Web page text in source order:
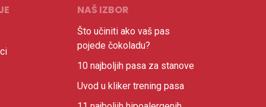
NAŠ IZBOR
Što učiniti ako vaš pas
pojede čokoladu?
10 najboljih pasa za stanove
Uvod u kliker trening pasa